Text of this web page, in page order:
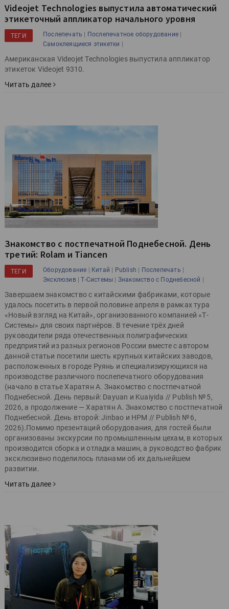
Videojet Technologies выпустила автоматический
этикеточный аппликатор начального уровня
ТЕГИ Послепечать | Послепечатное оборудование |
Самоклеящиеся этикетки |
Американская Videojet Technologies выпустила аппликатор
этикеток Videojet 9310.
Читать далее
Знакомство с постпечатной Поднебесной. День
третий: Rolam и Tiancen
ТЕГИ Оборудование | Китай | Publish | Послепечать |
Эксклюзив |Т-Системы | Знакомство с Поднебесной |
Завершаем знакомство с китайскими фабриками, которые
удалось посетить в первой половине апреля в рамках тура
«Новый взгляд на Китай», организованного компанией «Т-
Системы» для своих партнёров. В течение трёх дней
руководители ряда отечественных полиграфических
предприятий из разных регионов России вместе с автором
данной статьи посетили шесть крупных китайских заводов,
расположенных в городе Руянь и специализирующихся на
производстве различного послепечатного оборудования
(начало в статье Харатян А. Знакомство с постпечатной
Поднебесной. День первый: Dayuan и Kuaiyida // Publish № 5,
2026, а продолжение — Харатян А. Знакомство с постпечатной
Поднебесной. День второй: Jinbao и HPM // Publish № 6,
2026).Помимо презентаций оборудования, для гостей были
организованы экскурсии по промышленным цехам, в которых
производится сборка и отладка машин, а руководство фабрик
эксклюзивно поделилось планами об их дальнейшем
развитии.
Читать далее